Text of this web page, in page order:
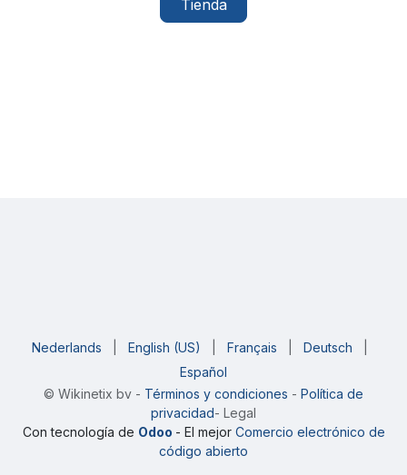
Tienda
© Wikinetix bv - Términos y condiciones - Política de
privacidad- Legal
Nederlands English (US) Français Deutsch
Español
Con tecnología de Odoo - El mejor Comercio electrónico de
código abierto